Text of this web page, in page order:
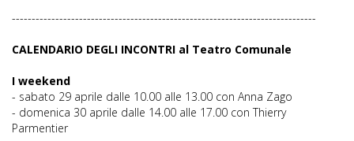
-----------------------------------------------------------------------------
CALENDARIO DEGLI INCONTRI al Teatro Comunale
I weekend
- sabato 29 aprile dalle 10.00 alle 13.00 con Anna Zago
- domenica 30 aprile dalle 14.00 alle 17.00 con Thierry
Parmentier